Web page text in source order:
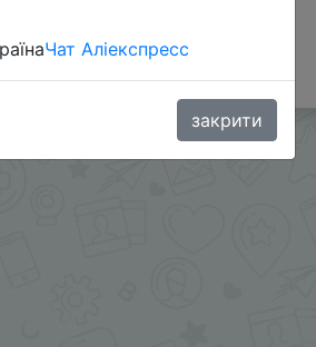
Чат Аліекспресс
закрити